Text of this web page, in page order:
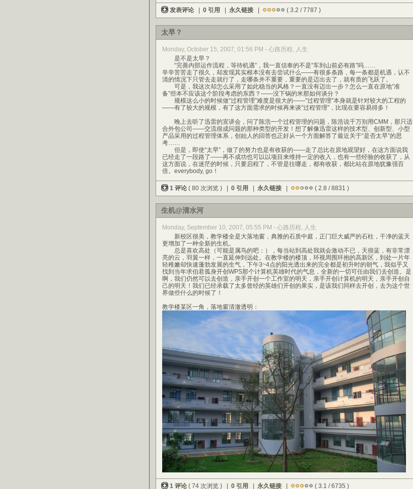
发表评论 0 引用 永久链接 ( 3.2 / 7787 )
太早？
Monday, October 15, 2007, 01:56 PM - 心路历程, 人生
是不是太早？
“完善内部运作流程，等待机遇”，我一直信奉的不是“车到山前必有路”吗……
辛辛苦苦走了很久，却发现其实根本没有去尝试什么——有很多条路，每一条都是机遇，认不
清的情况下只管去走就行了，走哪条并不重要，重要的是迈出去了，就有质的飞跃了。
可是，我这次却怎么采用了如此稳当的风格？一直没有迈出一步？怎么一直在原地“准
备”些本不应该这个阶段考虑的东西？——没下锅的米那如何谈分？
规模这么小的时候做“过程管理”难度是很大的——“过程管理”本身就是针对较大的工程的
——有了较大的规模，有了这方面需求的时候再来谈“过程管理”，比现在要容易得多！
晚上去听了迅雷的宣讲会，问了陈浩一个过程管理的问题，陈浩说千万别用CMM，那只适
合外包公司——交流很成问题的那种类型的开发！想了解像迅雷这样的技术型、创新型、小型
产品采用的过程管理体系，创始人的回答也正好从一个方面解答了最近关于“是否太早”的思
考……
但是，即使“太早”，做了的努力也是有收获的——走了总比在原地观望好，在这方面说我
已经走了一段路了——再不成功也可以以项目来维持一定的收入，也有一些经验的收获了，从
这方面说，在迷茫的时候，只要启程了，不管是往哪走，都有收获，都比站在原地犹豫强百
倍。everybody, go！
1 评论 ( 80 次浏览 ) | 0 引用 永久链接 ( 2.8 / 8831 )
生机@清水河
Monday, September 10, 2007, 05:55 PM - 心路历程, 人生
新校区很美，教学楼全是大落地窗，典雅的石质中庭，正门巨大威严的石柱，干净的蓝天
更增加了一种全新的生机。
总是喜欢高处（可能是属鸟的吧：），每当站到高处我就会激动不已，天很蓝，有非常漂
亮的云，羽翼一样，一直延伸到远处。在教学楼的楼顶，环视周围环抱的高新区，到处一片年
轻稚嫩却快速蓬勃发展的生气，下午3~4点的阳光透出来的完全都是初升时的朝气，我似乎又
找到当年求伯君孤身开创WPS那个计算机英雄时代的气息，全新的一切可任由我们去创造。是
啊，我们仍然可以去创造，亲手开创一个工作室的明天，亲手开创计算机的明天，亲手开创自
己的明天！我们已经承载了太多曾经的英雄们开创的果实，是该我们同样去开创，去为这个世
界做些什么的时候了！
教学楼某区一角，落地窗清澈透明：
1 评论 ( 74 次浏览 ) | 0 引用 永久链接 ( 3.1 / 6735 )